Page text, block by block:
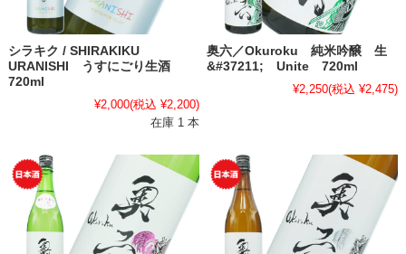
シラキク / SHIRAKIKU
URANISHI うすにごり生酒
720ml
¥2,000(税込 ¥2,200)
在庫 1 本
奥六／Okuroku 純米吟醸 生
&#37211; Unite 720ml
¥2,250(税込 ¥2,475)